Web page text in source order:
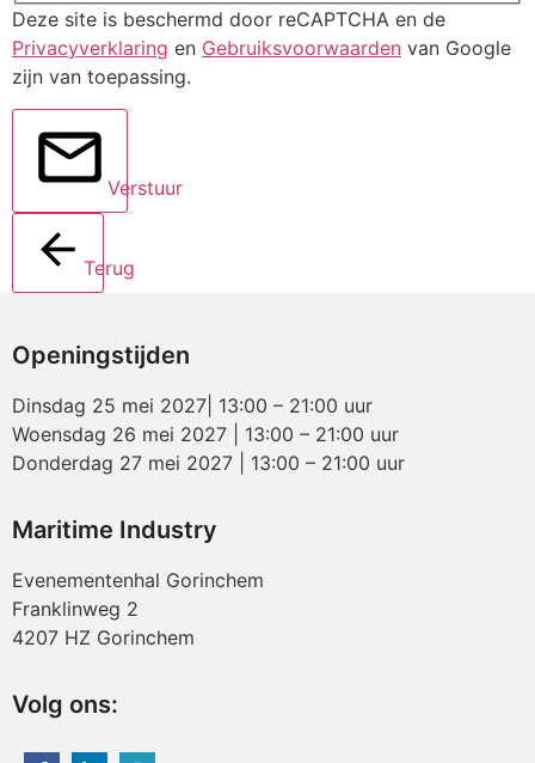
Deze site is beschermd door reCAPTCHA en de
Privacyverklaring en Gebruiksvoorwaarden van Google
zijn van toepassing.
Verstuur
Terug
Openingstijden
Dinsdag 25 mei 2027| 13:00 – 21:00 uur
Woensdag 26 mei 2027 | 13:00 – 21:00 uur
Donderdag 27 mei 2027 | 13:00 – 21:00 uur
Maritime Industry
Evenementenhal Gorinchem
Franklinweg 2
4207 HZ Gorinchem
Volg ons: